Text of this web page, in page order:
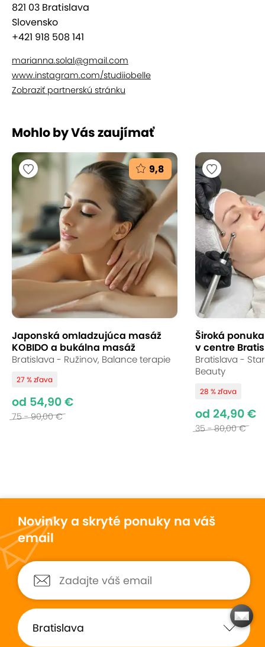
821 03 Bratislava
Slovensko
+421 918 508 141
marianna.solal@gmail.com
www.instagram.com/studiiobelle
Zobraziť partnerskú stránku
Mohlo by Vás zaujímať
9,8
Japonská omladzujúca masáž
KOBIDO a bukálna masáž
Bratislava - Ružinov, Balance terapie
27 % zľava
od 54,90 €
75 - 90,00 €
Široká
v centre
Bratislava -
Beauty
28 % zľava
od 24,90 €
35 - 80,00 €
Novinky a skryté ponuky na váš
email